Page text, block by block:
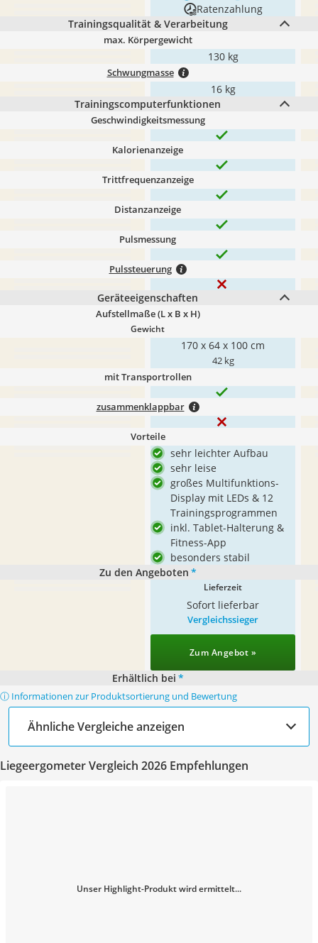
Ratenzahlung
Trainingsqualität & Verarbeitung
max. Körpergewicht
130 kg
Schwungmasse
16 kg
Trainingscomputerfunktionen
Geschwindigkeitsmessung
Kalorienanzeige
Trittfrequenzanzeige
Distanzanzeige
Pulsmessung
Pulssteuerung
Geräteeigenschaften
Aufstellmaße (L x B x H)
Gewicht
170 x 64 x 100 cm
42 kg
mit Transportrollen
zusammenklappbar
Vorteile
sehr leichter Aufbau
sehr leise
großes Multifunktions-
Display mit LEDs & 12
Trainingsprogrammen
inkl. Tablet-Halterung &
Fitness-App
besonders stabil
Zu den Angeboten *
Lieferzeit
Sofort lieferbar
Vergleichssieger
Zum Angebot »
Erhältlich bei *
ⓘ Informationen zur Produktsortierung und Bewertung
Ähnliche Vergleiche anzeigen
Liegeergometer Vergleich 2026 Empfehlungen
Unser Highlight-Produkt wird ermittelt...